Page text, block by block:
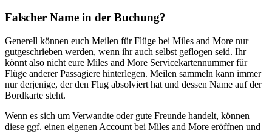
Falscher Name in der Buchung?
Generell können euch Meilen für Flüge bei Miles and More nur
gutgeschrieben werden, wenn ihr auch selbst geflogen seid. Ihr
könnt also nicht eure Miles and More Servicekartennummer für
Flüge anderer Passagiere hinterlegen. Meilen sammeln kann immer
nur derjenige, der den Flug absolviert hat und dessen Name auf der
Bordkarte steht.
Wenn es sich um Verwandte oder gute Freunde handelt, können
diese ggf. einen eigenen Account bei Miles and More eröffnen und